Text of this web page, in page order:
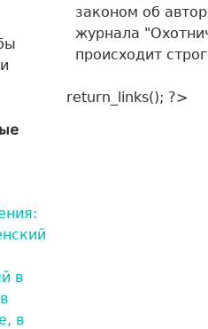
в
в
законом об
журнала
происходит
return_links(); ?>